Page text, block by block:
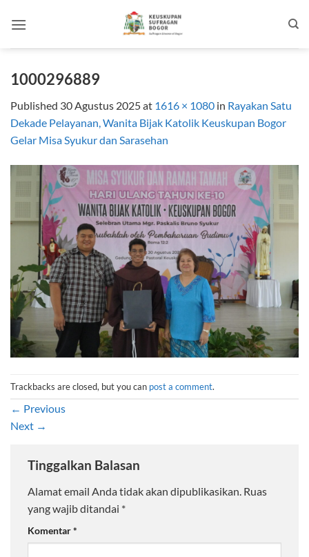
1000296889
Published 30 Agustus 2025at 1616 × 1080 in Rayakan Satu
Dekade Pelayanan, Wanita Bijak Katolik Keuskupan Bogor
Gelar Misa Syukur dan Sarasehan
Trackbacks are closed, but you can post a comment.
← Previous
Next →
Tinggalkan Balasan
Alamat email Anda tidak akan dipublikasikan. Ruas
yang wajib ditandai *
Komentar*